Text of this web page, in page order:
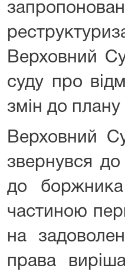
Верховний
суду про
змін до плану
Верховний
звернувся
до боржника
частиною
на
права